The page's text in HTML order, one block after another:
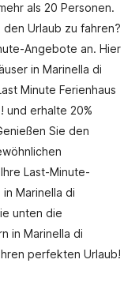
als 20 Personen.
Urlaub zu fahren?
Angebote an. Hier
in Marinella di
Minute Ferienhaus
und erhalte 20%
Sie den
Last-Minute-
Marinella di
unten die
in Marinella di
perfekten Urlaub!